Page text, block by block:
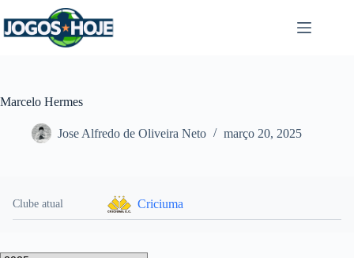
para
o
Marcelo Hermes
Jose Alfredo de Oliveira Neto março 20, 2025
Clube atual Criciuma